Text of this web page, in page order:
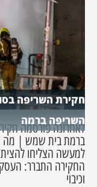
חקירת השריפה
השריפה ברמה
לאחרונה פורסמה
ברמת בית שמש | מה
למעשה הצליחו
החקירה התברר: העסק
וכיבוי